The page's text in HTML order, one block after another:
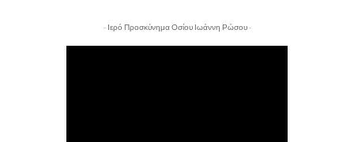
- Ιερό Προσκύνημα Οσίου Ιωάννη Ρώσου -